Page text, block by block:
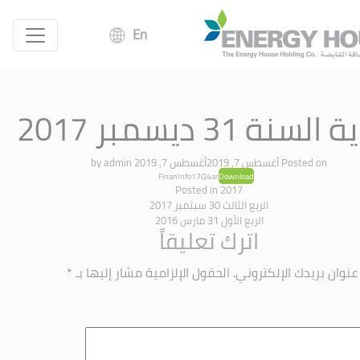
En
31 ديسمبر 2017
Posted onأغسطس 7, 2019 أغسطس 7, 2019 admin
FinanInfo17Q4arDownload
Posted in2017
الربع الثالث 30 سبتمبر 2017
الربع الأول 31 مارس 2016
اترك تعليقاً
بريدك الإلكتروني. الحقول الإلزامية مشار إليها بـ*